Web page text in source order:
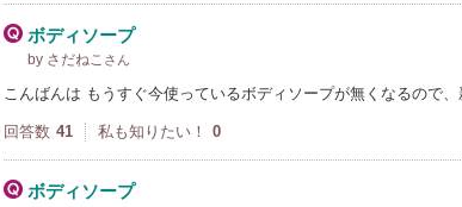
ボディソープ
by さだねこ さん
こんばんは もうすぐ今使っているボディソープが無くなるので
回答数 41 私も知りたい！ 0
ボディソープ